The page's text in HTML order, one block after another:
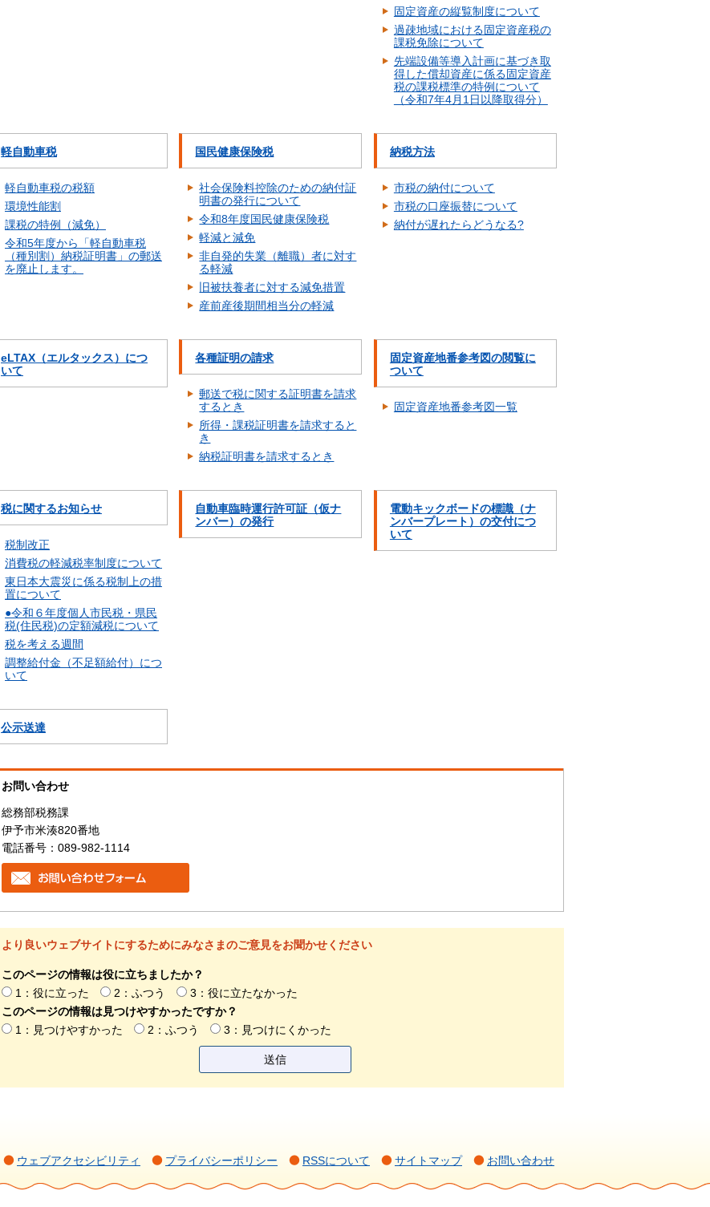
固定資産の縦覧制度について
過疎地域における固定資産税の
課税免除について
先端設備等導入計画に基づき取
得した償却資産に係る固定資産
税の課税標準の特例について
（令和7年4月1日以降取得分）
軽自動車税
軽自動車税の税額
環境性能割
課税の特例（減免）
令和5年度から「軽自動車税
（種別割）納税証明書」の郵送
を廃止します。
国民健康保険税
社会保険料控除のための納付証
明書の発行について
令和8年度国民健康保険税
軽減と減免
非自発的失業（離職）者に対す
る軽減
旧被扶養者に対する減免措置
産前産後期間相当分の軽減
納税方法
市税の納付について
市税の口座振替について
納付が遅れたらどうなる?
eLTAX（エルタックス）につ
いて
各種証明の請求
郵送で税に関する証明書を請求
するとき
所得・課税証明書を請求すると
き
納税証明書を請求するとき
固定資産地番参考図の閲覧に
ついて
固定資産地番参考図一覧
税に関するお知らせ
税制改正
消費税の軽減税率制度について
東日本大震災に係る税制上の措
置について
●令和６年度個人市民税・県民
税(住民税)の定額減税について
税を考える週間
調整給付金（不足額給付）につ
いて
自動車臨時運行許可証（仮ナ
ンバー）の発行
電動キックボードの標識（ナ
ンバープレート）の交付につ
いて
公示送達
お問い合わせ
総務部税務課
伊予市米湊820番地
電話番号：089-982-1114
より良いウェブサイトにするためにみなさまのご意見をお聞かせください
このページの情報は役に立ちましたか？
1：役に立った
2：ふつう
3：役に立たなかった
このページの情報は見つけやすかったですか？
1：見つけやすかった
2：ふつう 3：見つけにくかった
ウェブアクセシビリティ プライバシーポリシー RSSについて サイトマップ お問い合わせ